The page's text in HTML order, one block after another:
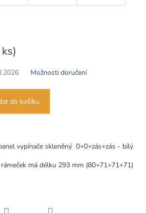
Možnosti doručení
do košíku
vypínače skleněný 0+0+zás+zás - bílý
má délku 293 mm (80+71+71+71)